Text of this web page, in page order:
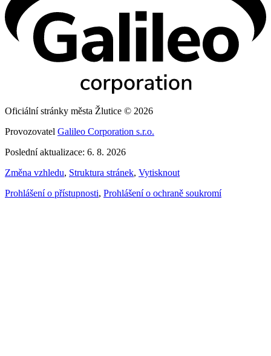
Oficiální stránky města Žlutice © 2026
Provozovatel Galileo Corporation s.r.o.
Poslední aktualizace: 6. 8. 2026
Změna vzhledu, Struktura stránek, Vytisknout
Prohlášení o přístupnosti, Prohlášení o ochraně soukromí